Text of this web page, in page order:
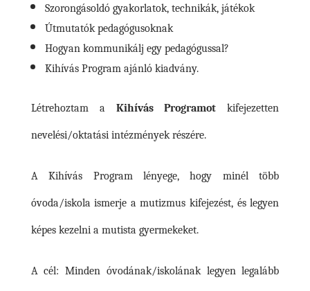
Szorongásoldó gyakorlatok, technikák, játékok
Útmutatók pedagógusoknak
Hogyan kommunikálj egy pedagógussal?
Kihívás Program ajánló kiadvány.
Létrehoztam a Kihívás Programot kifejezetten
nevelési/oktatási intézmények részére.
A Kihívás Program lényege, hogy minél több
óvoda/iskola ismerje a mutizmus kifejezést, és legyen
képes kezelni a mutista gyermekeket.
A cél: Minden óvodának/iskolának legyen legalább